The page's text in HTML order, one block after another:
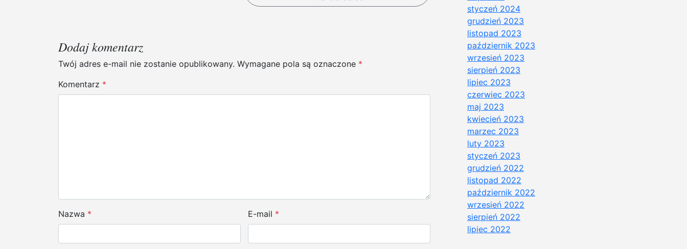
i
g
a
c
i
s
u
Dodaj komentarz
Twój adres e-mail nie zostanie opublikowany. Wymagane pola są oznaczone *
Komentarz *
Nazwa * E-mail *
styczeń 2024
grudzień 2023
listopad 2023
październik 2023
wrzesień 2023
sierpień 2023
lipiec 2023
czerwiec 2023
maj 2023
kwiecień 2023
marzec 2023
luty 2023
styczeń 2023
grudzień 2022
listopad 2022
październik 2022
wrzesień 2022
sierpień 2022
lipiec 2022